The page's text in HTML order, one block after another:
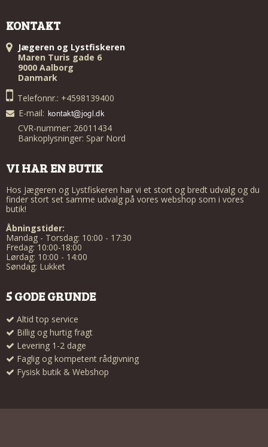
KONTAKT
Jægeren og Lystfiskeren
Maren Turis gade 6
9000 Aalborg
Danmark
Telefonnr.: +4598139400
E-mail:
CVR-nummer: 26011434
Bankoplysninger: Spar Nord
VI HAR EN BUTIK
Hos Jægeren og Lystfiskeren har vi et stort og bredt udvalg og du
finder stort set samme udvalg på vores webshop som i vores
butik!
Åbningstider:
Mandag - Torsdag: 10:00 - 17:30
Fredag: 10:00-18:00
Lørdag: 10:00 - 14:00
Søndag: Lukket
5 GODE GRUNDE
Altid top service
Billig og hurtig fragt
Levering 1-2 dage
Faglig og kompetent rådgivning
Fysisk butik & Webshop